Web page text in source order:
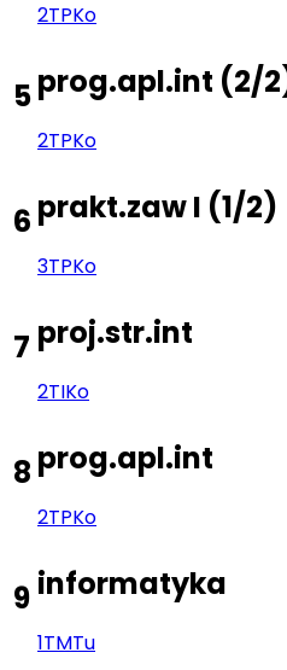
2TPKo
5prog.apl.int (2/2
2TPKo
6 prakt.zaw I (1/2)
3TPKo
7 proj.str.int
2TIKo
8 prog.apl.int
2TPKo
9 informatyka
1TMTu